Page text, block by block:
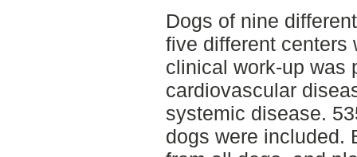
Dogs of nine
five different centers
clinical work-up was
cardiovascular
systemic disease.
dogs were included.